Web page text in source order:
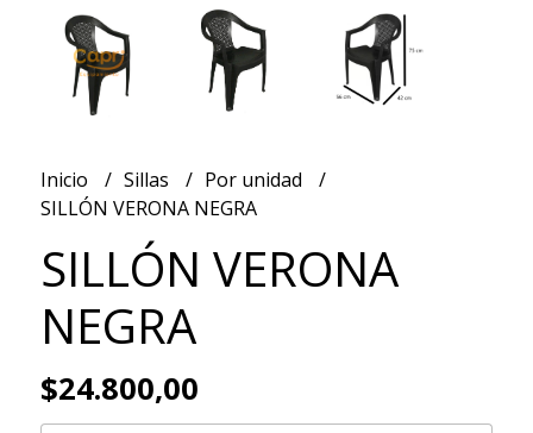
Inicio Sillas
Por unidad
SILLÓN VERONA NEGRA
SILLÓN VERONA
NEGRA
$24.800,00